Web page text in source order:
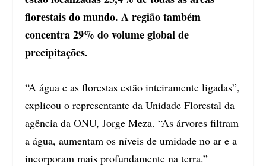
florestais do mundo. A região também
concentra 29% do volume global de
precipitações.
“A água e as florestas estão inteiramente ligadas”,
explicou o representante da Unidade Florestal da
agência da ONU, Jorge Meza. “As árvores filtram
a água, aumentam os níveis de umidade no ar e a
incorporam mais profundamente na terra.”